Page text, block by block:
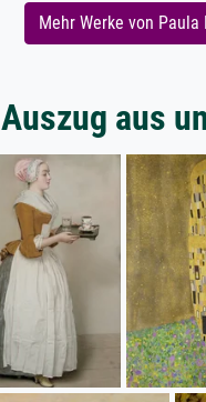
Mehr Werke von
Auszug aus